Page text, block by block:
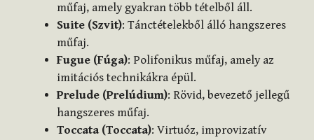
műfaj, amely gyakran több tételből áll.
Suite (Szvit): Tánctételekből álló hangszeres
műfaj.
Fugue (Fúga): Polifonikus műfaj, amely az
imitációs technikákra épül.
Prelude (Prelúdium): Rövid, bevezető jellegű
hangszeres műfaj.
Toccata (Toccata): Virtuóz, improvizatív